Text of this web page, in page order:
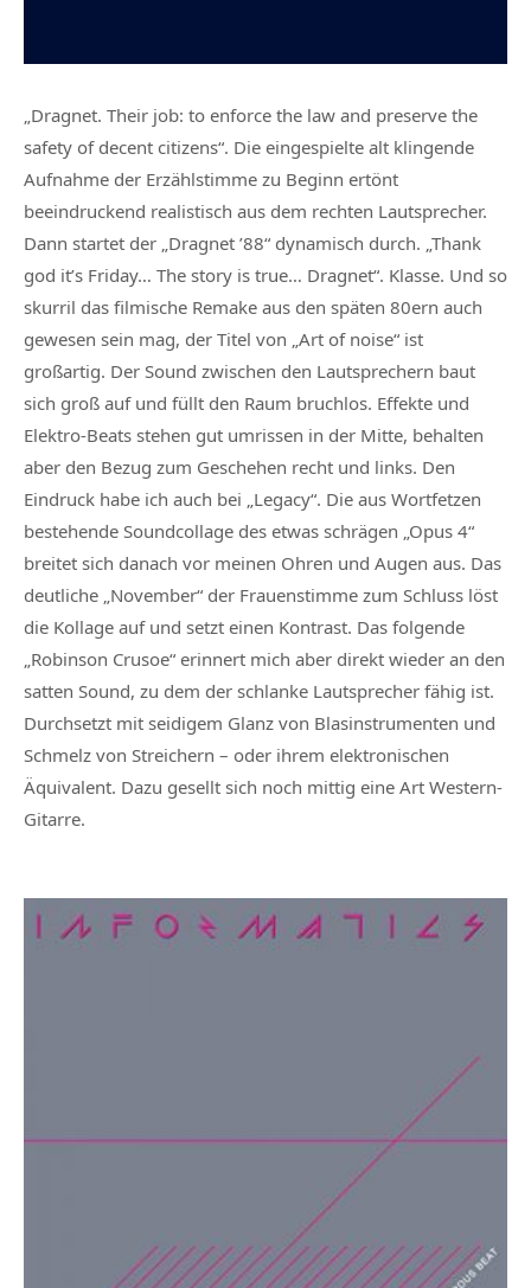
„Dragnet. Their job: to enforce the law and preserve the
safety of decent citizens“. Die eingespielte alt klingende
Aufnahme der Erzählstimme zu Beginn ertönt
beeindruckend realistisch aus dem rechten Lautsprecher.
Dann startet der „Dragnet ’88“ dynamisch durch. „Thank
god it’s Friday… The story is true… Dragnet“. Klasse. Und so
skurril das filmische Remake aus den späten 80ern auch
gewesen sein mag, der Titel von „Art of noise“ ist
großartig. Der Sound zwischen den Lautsprechern baut
sich groß auf und füllt den Raum bruchlos. Effekte und
Elektro-Beats stehen gut umrissen in der Mitte, behalten
aber den Bezug zum Geschehen recht und links. Den
Eindruck habe ich auch bei „Legacy“. Die aus Wortfetzen
bestehende Soundcollage des etwas schrägen „Opus 4“
breitet sich danach vor meinen Ohren und Augen aus. Das
deutliche „November“ der Frauenstimme zum Schluss löst
die Kollage auf und setzt einen Kontrast. Das folgende
„Robinson Crusoe“ erinnert mich aber direkt wieder an den
satten Sound, zu dem der schlanke Lautsprecher fähig ist.
Durchsetzt mit seidigem Glanz von Blasinstrumenten und
Schmelz von Streichern – oder ihrem elektronischen
Äquivalent. Dazu gesellt sich noch mittig eine Art Western-
Gitarre.